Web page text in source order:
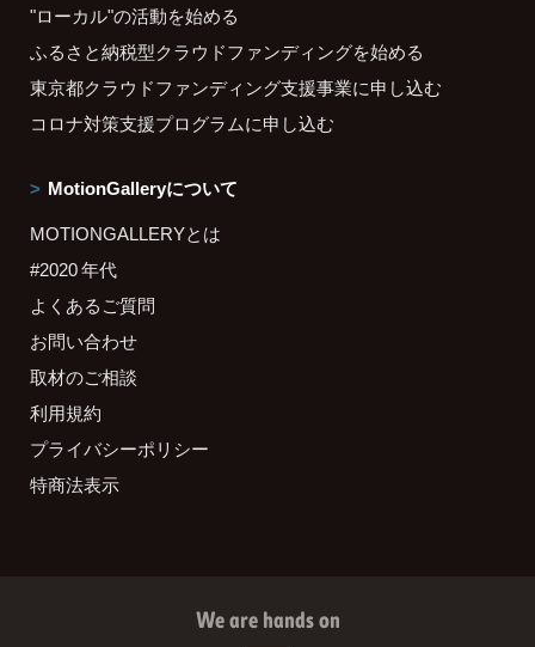
"ローカル"の活動を始める
ふるさと納税型クラウドファンディングを始める
東京都クラウドファンディング支援事業に申し込む
コロナ対策支援プログラムに申し込む
MotionGalleryについて
MOTIONGALLERYとは
#2020 年代
よくあるご質問
お問い合わせ
取材のご相談
利用規約
プライバシーポリシー
特商法表示
We are hands on